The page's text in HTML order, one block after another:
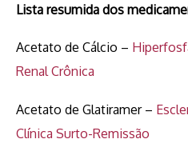
Lista resumida dos
Acetato de Cálcio –
Renal Crônica
Acetato de Glatiramer –
Clínica Surto-Remissão